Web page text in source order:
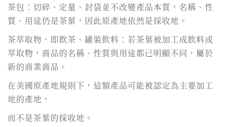
茶包：切碎、定量、封袋並不改變產品本質，名稱、性
質、用途仍是茶葉，因此原產地依然是採收地。
茶萃取物、即飲茶、罐裝飲料：若茶葉被加工成飲料或
萃取物，商品的名稱、性質與用途都已明顯不同，屬於
新的商業商品。
在美國原產地規則下，這類產品可能被認定為主要加工
地的產地，
而不是茶葉的採收地。